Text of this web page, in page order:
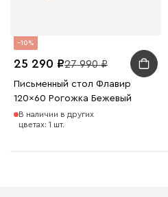
10
25 290 27 990
Письменный стол Флавир
120x60 Рогожка Бежевый
В наличии в других
цветах: 1 шт.